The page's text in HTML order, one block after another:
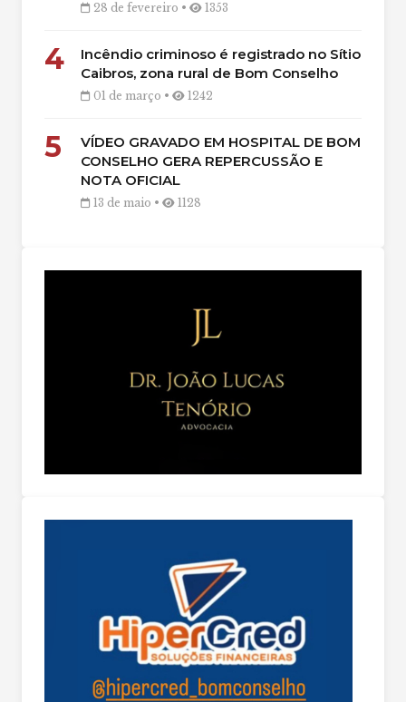
28 de fevereiro • 1353
4
Incêndio criminoso é registrado no Sítio
Caibros, zona rural de Bom Conselho
01 de março • 1242
5
VÍDEO GRAVADO EM HOSPITAL DE BOM
CONSELHO GERA REPERCUSSÃO E
NOTA OFICIAL
13 de maio • 1128